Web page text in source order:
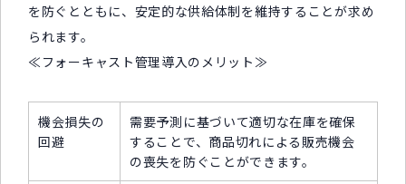
を防ぐとともに、安定的な供給体制を維持することが求め
られます。
≪フォーキャスト管理導入のメリット≫
機会損失の
回避
需要予測に基づいて適切な在庫を確保
することで、商品切れによる販売機会
の喪失を防ぐことができます。